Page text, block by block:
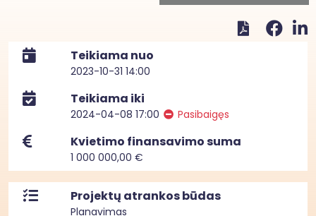
Teikiama nuo
2023-10-31 14:00
Teikiama iki
2024-04-08 17:00 Pasibaigęs
Kvietimo finansavimo suma
1 000 000,00 €
Projektų atrankos būdas
Planavimas